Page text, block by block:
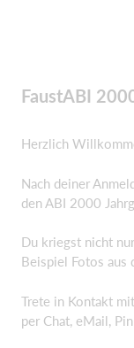
FaustABI
Herzlich
Nach deiner
den ABI 2000
Du kriegst nicht
Beispiel Fotos aus
Trete in Kontakt
per Chat, eMail,